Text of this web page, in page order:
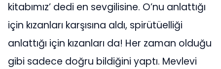
kitabımız’ dedi en sevgilisine. O’nu anlattığı
için kızanları karşısına aldı, spirütüelliği
anlattığı için kızanları da! Her zaman olduğu
gibi sadece doğru bildiğini yaptı. Mevlevi